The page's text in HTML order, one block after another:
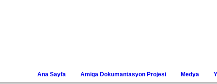
Ana Sayfa Amiga Dokumantasyon Projesi Medya